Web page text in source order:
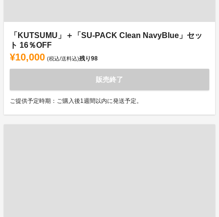
「KUTSUMU」＋「SU-PACK Clean NavyBlue」セッ
ト 16％OFF
¥10,000 (税込/送料込)残り98
販売終了
ご提供予定時期：ご購入後1週間以内に発送予定。